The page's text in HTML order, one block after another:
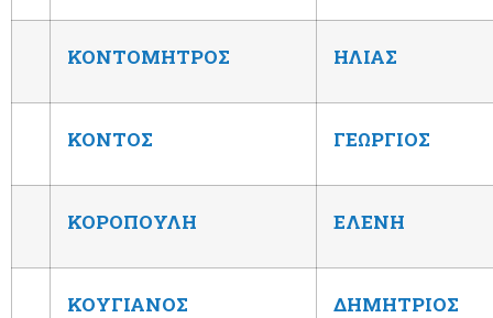
ΚΟΝΤΟΜΗΤΡΟΣ ΗΛΙΑΣ
ΚΟΝΤΟΣ ΓΕΩΡΓΙΟΣ
ΚΟΡΟΠΟΥΛΗ ΕΛΕΝΗ
ΚΟΥΓΙΑΝΟΣ ΔΗΜΗΤΡΙΟΣ